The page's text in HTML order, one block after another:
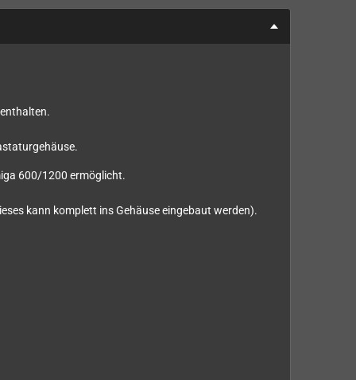
600/1200 ermöglicht.
kann komplett ins Gehäuse eingebaut werden).